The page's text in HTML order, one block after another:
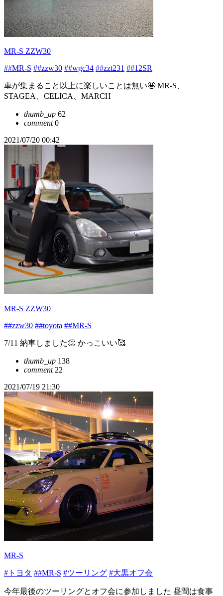
MR-S ZZW30
##MR-S ##zzw30 ##wgc34 ##zzt231 ##12SR
車が集まること以上に楽しいことは無い🤩 MR-S、
STAGEA、CELICA、MARCH
thumb_up 62
comment0
2021/07/20 00:42
MR-S ZZW30
##zzw30 ##toyota ##MR-S
7/11 納車しました👏 かっこいい🥰
thumb_up 138
comment22
2021/07/19 21:30
MR-S
#トヨタ ##MR-S #ツーリング #大黒オフ会
今年最後のツーリングとオフ会に参加しました 昼間は食事